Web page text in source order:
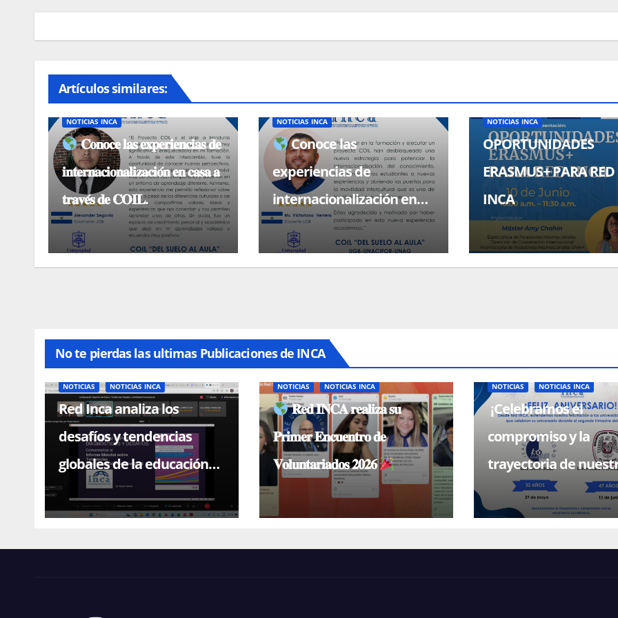
Artículos similares:
NOTICIAS
NOTICIAS INCA
𝐂𝐨𝐧𝐨𝐜𝐞 𝐥𝐚𝐬 𝐞𝐱𝐩𝐞𝐫𝐢𝐞𝐧𝐜𝐢𝐚𝐬 𝐝𝐞
𝐢𝐧𝐭𝐞𝐫𝐧𝐚𝐜𝐢𝐨𝐧𝐚𝐥𝐢𝐳𝐚𝐜𝐢𝐨́𝐧 𝐞𝐧 𝐜𝐚𝐬𝐚 𝐚
𝐭𝐫𝐚𝐯𝐞́𝐬 𝐝𝐞 𝐂𝐎𝐈𝐋.
BECAS, CONVOCATORIAS NOTICIAS
NOTICIAS INCA
Conoce las
experiencias de
internacionalización en
casa a través de COIL.
BECAS, CONVOCATORIAS
NOTICIAS INCA
OPORTUNIDADES
ERASMUS+ PARA RED
INCA
No te pierdas las ultimas Publicaciones de INCA
NOTICIAS NOTICIAS INCA
Red Inca analiza los
desafíos y tendencias
globales de la educación
superior en conferencia
magistral con el Dr. Paulo
Falcón
NOTICIAS NOTICIAS INCA
𝐑𝐞𝐝 𝐈𝐍𝐂𝐀 𝐫𝐞𝐚𝐥𝐢𝐳𝐚 𝐬𝐮
𝐏𝐫𝐢𝐦𝐞𝐫 𝐄𝐧𝐜𝐮𝐞𝐧𝐭𝐫𝐨 𝐝𝐞
𝐕𝐨𝐥𝐮𝐧𝐭𝐚𝐫𝐢𝐚𝐝𝐨𝐬 𝟐𝟎𝟐𝟔
NOTICIAS NOTICIAS INCA
¡Celebramos el
compromiso y la
trayectoria de
universidades